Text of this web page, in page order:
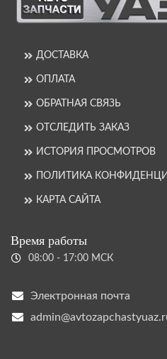
ДОСТАВКА
ОПЛАТА
ОБРАТНАЯ СВЯЗЬ
ОТСЛЕДИТЬ ЗАКАЗ
ИСТОРИЯ ПРОСМОТРОВ
ПОЛИТИКА
КАРТА САЙТА
Время работы
08:00 - 17:00 МСК
Электронная почта